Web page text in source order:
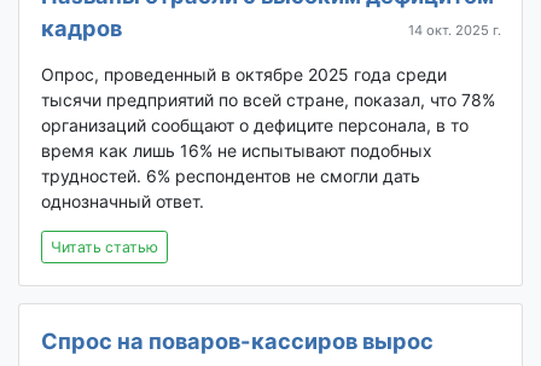
кадров
14 окт. 2025 г.
Опрос, проведенный в октябре 2025 года среди
тысячи предприятий по всей стране, показал, что 78%
организаций сообщают о дефиците персонала, в то
время как лишь 16% не испытывают подобных
трудностей. 6% респондентов не смогли дать
однозначный ответ.
Читать статью
Спрос на поваров-кассиров вырос